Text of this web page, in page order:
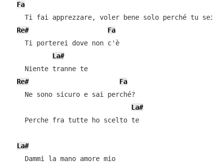
Fa
Ti fai apprezzare, voler bene solo perché tu sei
Re#
Fa
    Ti porterei dove non c'è
La#
    Niente tranne te
Re#
Fa
    Ne sono sicuro e sai perché?
La#
    Perche fra tutte ho scelto te
La#
    Dammi la mano amore mio